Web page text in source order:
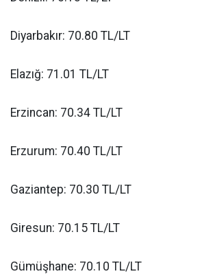
Diyarbakır: 70.80 TL/LT
Elazığ: 71.01 TL/LT
Erzincan: 70.34 TL/LT
Erzurum: 70.40 TL/LT
Gaziantep: 70.30 TL/LT
Giresun: 70.15 TL/LT
Gümüşhane: 70.10 TL/LT